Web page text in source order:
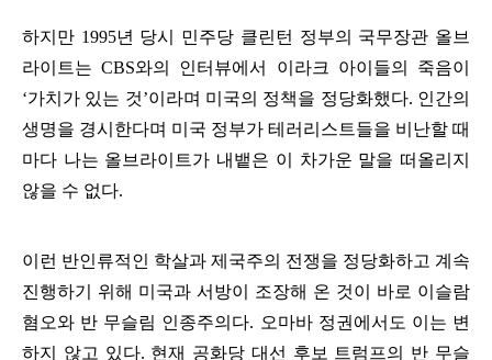
하지만 1995년 당시 민주당 클린턴 정부의 국무장관 올브
라이트는CBS와의 인터뷰에서 이라크 아이들의 죽음이
‘가치가 있는 것’이라며 미국의 정책을 정당화했다. 인간의
생명을 경시한다며 미국 정부가 테러리스트들을 비난할 때
마다 나는 올브라이트가 내뱉은 이 차가운 말을 떠올리지
않을 수 없다.
이런 반인류적인 학살과 제국주의 전쟁을 정당화하고 계속
진행하기 위해 미국과 서방이 조장해 온 것이 바로 이슬람
혐오와 반 무슬림 인종주의다. 오마바 정권에서도 이는 변
하지 않고 있다. 현재 공화당 대선 후보 트럼프의 반 무슬